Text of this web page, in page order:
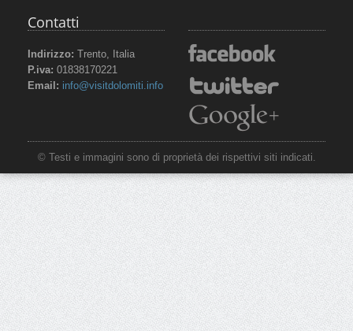
Contatti
Indirizzo: Trento, Italia
P.iva: 01838170221
Email: info@visitdolomiti.info
© Testi e immagini sono di proprietà dei rispettivi siti indicati.